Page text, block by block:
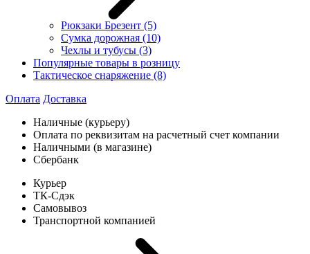
Рюкзаки Брезент (5)
Сумка дорожная (10)
Чехлы и тубусы (3)
Популярные товары в розницу
Тактическое снаряжение (8)
Оплата Доставка
Наличные (курьеру)
Оплата по реквизитам на расчетный счет компании
Наличными (в магазине)
Сбербанк
Курьер
ТК-Сдэк
Самовывоз
Транспортной компанией